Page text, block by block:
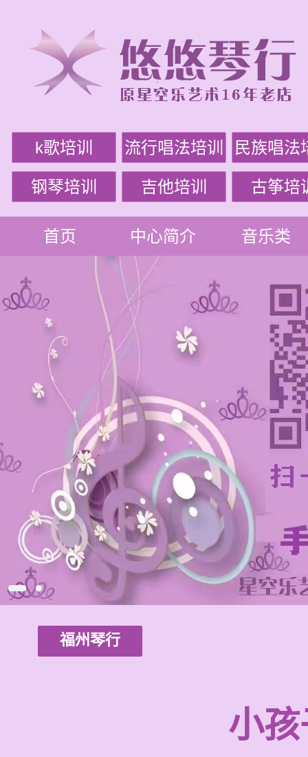
k歌培训 流行唱法培训 民族唱法
钢琴培训 吉他培训 古筝培
首页 中心简介 音乐类
福州琴行
小